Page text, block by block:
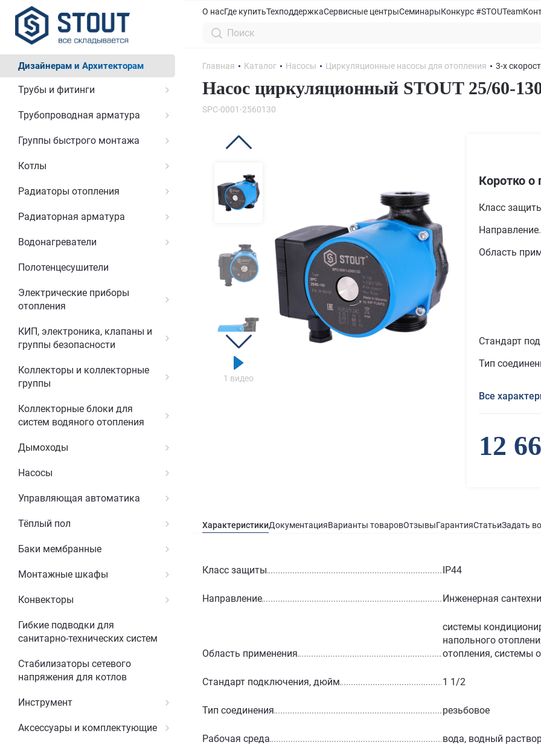
Дизайнерам и Архитекторам
Трубы и фитинги
Трубопроводная арматура
Группы быстрого монтажа
Котлы
Радиаторы отопления
Радиаторная арматура
Водонагреватели
Полотенцесушители
Электрические приборы
отопления
КИП, электроника, клапаны и
группы безопасности
Коллекторы и коллекторные
группы
Коллекторные блоки для
систем водяного отопления
Дымоходы
Насосы
Управляющая автоматика
Тёплый пол
Баки мембранные
Монтажные шкафы
Конвекторы
Гибкие подводки для
санитарно-технических систем
Стабилизаторы сетевого
напряжения для котлов
Инструмент
Аксессуары и комплектующие
О насГде купитьТехподдержкаСервисные центрыСеминарыКонкурс #STOUTeam
Главная Каталог Насосы Циркуляционные насосы для отопления 3-х
Насос циркуляционный STOUT 25/60-
SPC-0001-2560130
1 видео
Коротко о
Класс
Направление
Область
Стандарт
Тип
Все
12
ХарактеристикиДокументацияВарианты товаровОтзывыГарантияСтатьиЗадать
Класс защиты IP44
Направление Инженерная
Область применения
системы
напольного
отопления, системы
Стандарт подключения, дюйм 1 1/2
Тип соединения резьбовое
Рабочая среда вода, водный